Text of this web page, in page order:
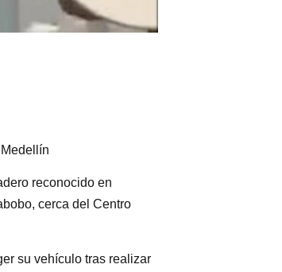
reconocido en
cerca del Centro
su vehículo tras realizar